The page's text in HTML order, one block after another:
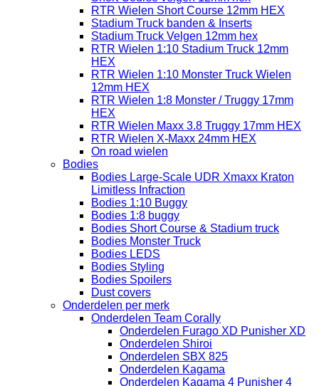
RTR Wielen Short Course 12mm HEX
Stadium Truck banden & Inserts
Stadium Truck Velgen 12mm hex
RTR Wielen 1:10 Stadium Truck 12mm
HEX
RTR Wielen 1:10 Monster Truck Wielen
12mm HEX
RTR Wielen 1:8 Monster / Truggy 17mm
HEX
RTR Wielen Maxx 3.8 Truggy 17mm HEX
RTR Wielen X-Maxx 24mm HEX
On road wielen
Bodies
Bodies Large-Scale UDR Xmaxx Kraton
Limitless Infraction
Bodies 1:10 Buggy
Bodies 1:8 buggy
Bodies Short Course & Stadium truck
Bodies Monster Truck
Bodies LEDS
Bodies Styling
Bodies Spoilers
Dust covers
Onderdelen per merk
Onderdelen Team Corally
Onderdelen Furago XD Punisher XD
Onderdelen Shiroi
Onderdelen SBX 825
Onderdelen Kagama
Onderdelen Kagama 4 Punisher 4